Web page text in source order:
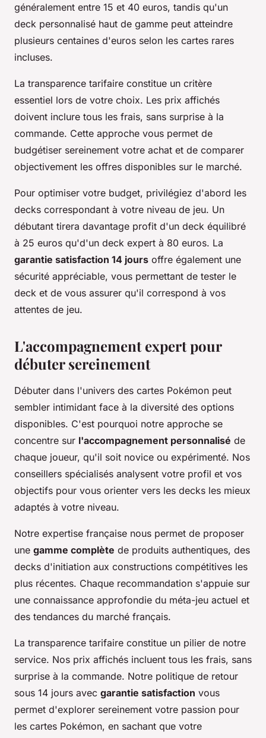
généralement entre 15 et 40 euros, tandis qu'un
deck personnalisé haut de gamme peut atteindre
plusieurs centaines d'euros selon les cartes rares
incluses.
La transparence tarifaire constitue un critère
essentiel lors de votre choix. Les prix affichés
doivent inclure tous les frais, sans surprise à la
commande. Cette approche vous permet de
budgétiser sereinement votre achat et de comparer
objectivement les offres disponibles sur le marché.
Pour optimiser votre budget, privilégiez d'abord les
decks correspondant à votre niveau de jeu. Un
débutant tirera davantage profit d'un deck équilibré
à 25 euros qu'd'un deck expert à 80 euros. La
garantie satisfaction 14 jours offre également une
sécurité appréciable, vous permettant de tester le
deck et de vous assurer qu'il correspond à vos
attentes de jeu.
L'accompagnement expert pour
débuter sereinement
Débuter dans l'univers des cartes Pokémon peut
sembler intimidant face à la diversité des options
disponibles. C'est pourquoi notre approche se
concentre sur l'accompagnement personnalisé de
chaque joueur, qu'il soit novice ou expérimenté. Nos
conseillers spécialisés analysent votre profil et vos
objectifs pour vous orienter vers les decks les mieux
adaptés à votre niveau.
Notre expertise française nous permet de proposer
une gamme complète de produits authentiques, des
decks d'initiation aux constructions compétitives les
plus récentes. Chaque recommandation s'appuie sur
une connaissance approfondie du méta-jeu actuel et
des tendances du marché français.
La transparence tarifaire constitue un pilier de notre
service. Nos prix affichés incluent tous les frais, sans
surprise à la commande. Notre politique de retour
sous 14 jours avec garantie satisfaction vous
permet d'explorer sereinement votre passion pour
les cartes Pokémon, en sachant que votre